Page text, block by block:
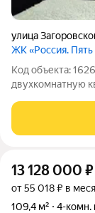
улица
ЖК «Россия. Пять
Код объекта:
двухкомнатную
кто ищет
инфраструктурой
13 128 000 ₽
от 55 018 ₽ в
109,4 м²
4-комн.